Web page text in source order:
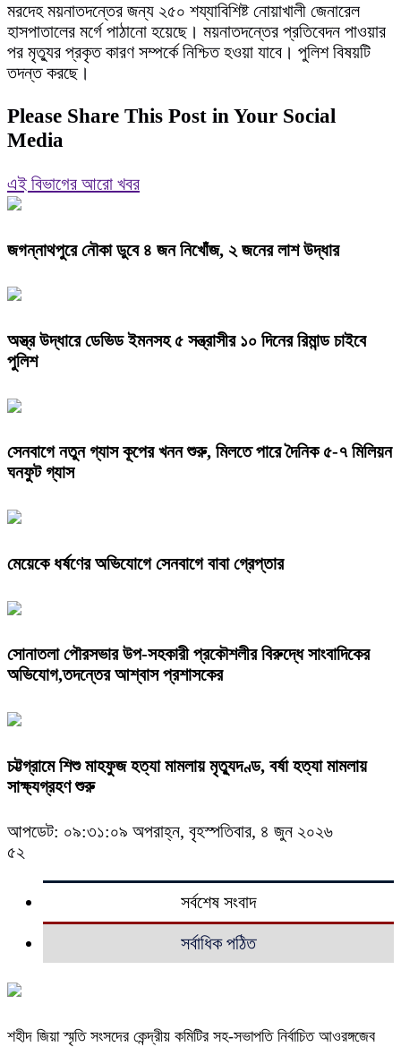
মরদেহ ময়নাতদন্তের জন্য ২৫০ শয্যাবিশিষ্ট নোয়াখালী জেনারেল
হাসপাতালের মর্গে পাঠানো হয়েছে। ময়নাতদন্তের প্রতিবেদন পাওয়ার
পর মৃত্যুর প্রকৃত কারণ সম্পর্কে নিশ্চিত হওয়া যাবে। পুলিশ বিষয়টি
তদন্ত করছে।
Please Share This Post in Your Social
Media
এই বিভাগের আরো খবর
জগন্নাথপুরে নৌকা ডুবে ৪ জন নিখোঁজ, ২ জনের লাশ উদ্ধার
অস্ত্র উদ্ধারে ডেভিড ইমনসহ ৫ সন্ত্রাসীর ১০ দিনের রিমান্ড চাইবে
পুলিশ
সেনবাগে নতুন গ্যাস কূপের খনন শুরু, মিলতে পারে দৈনিক ৫-৭ মিলিয়ন
ঘনফুট গ্যাস
মেয়েকে ধর্ষণের অভিযোগে সেনবাগে বাবা গ্রেপ্তার
সোনাতলা পৌরসভার উপ-সহকারী প্রকৌশলীর বিরুদ্ধে সাংবাদিকের
অভিযোগ,তদন্তের আশ্বাস প্রশাসকের
চট্টগ্রামে শিশু মাহফুজ হত্যা মামলায় মৃত্যুদণ্ড, বর্ষা হত্যা মামলায়
সাক্ষ্যগ্রহণ শুরু
আপডেট: ০৯:৩১:০৯ অপরাহ্ন, বৃহস্পতিবার, ৪ জুন ২০২৬
৫২
সর্বশেষ সংবাদ
সর্বাধিক পঠিত
শহীদ জিয়া স্মৃতি সংসদের কেন্দ্রীয় কমিটির সহ-সভাপতি নির্বাচিত আওরঙ্গজেব